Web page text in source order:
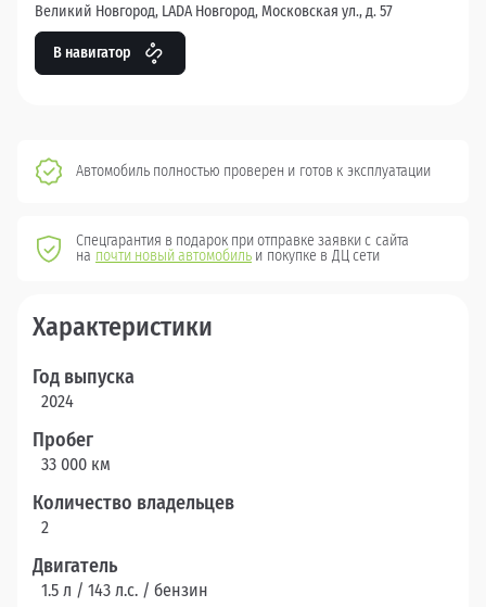
Великий Новгород, LADA Новгород, Московская ул., д. 57
В навигатор
Автомобиль полностью проверен и готов к эксплуатации
Спецгарантия в подарок при отправке заявки с сайта
на почти новый автомобиль и покупке в ДЦ сети
Характеристики
Год выпуска
2024
Пробег
33 000 км
Количество владельцев
2
Двигатель
1.5 л / 143 л.c. / бензин